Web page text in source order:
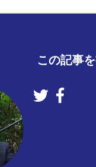
この記事